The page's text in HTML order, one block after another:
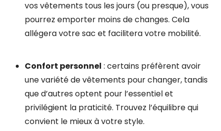
vos vêtements tous les jours (ou presque), vous
pourrez emporter moins de changes. Cela
allégera votre sac et facilitera votre mobilité.
Confort personnel : certains préfèrent avoir
une variété de vêtements pour changer, tandis
que d’autres optent pour l’essentiel et
privilégient la praticité. Trouvez l’équilibre qui
convient le mieux à votre style.